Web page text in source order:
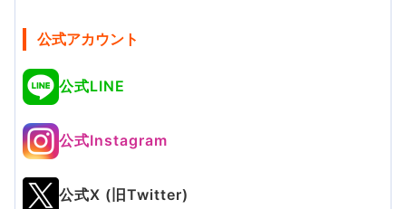
公式アカウント
公式LINE
公式Instagram
公式X (旧Twitter)